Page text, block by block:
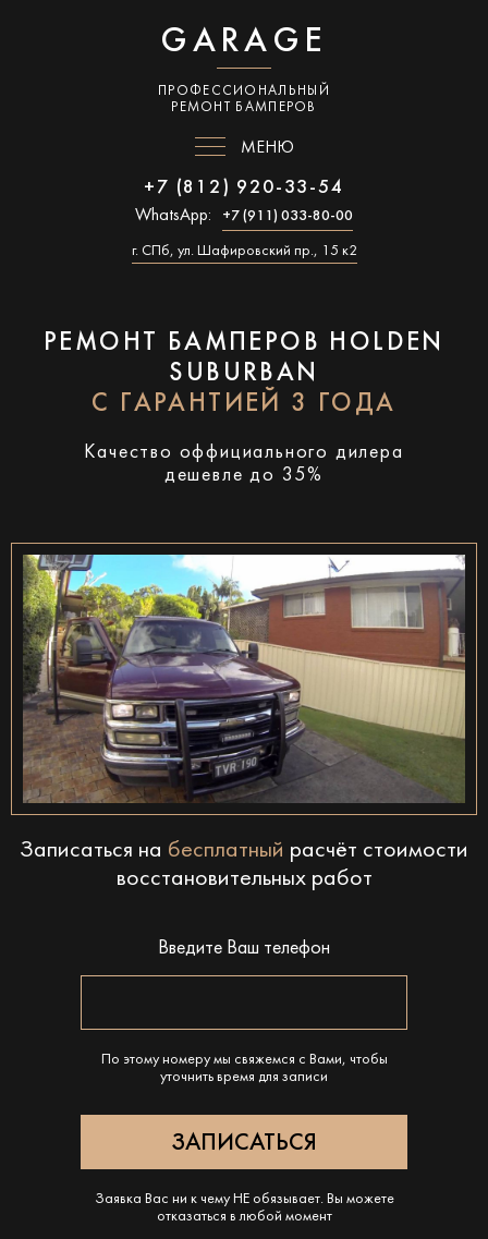
GARAGE
ПРОФЕССИОНАЛЬНЫЙ
РЕМОНТ БАМПЕРОВ
МЕНЮ
+7 (812) 920-33-54
WhatsApp: +7 (911) 033-80-00
г. СПб, ул. Шафировский пр., 15 к2
РЕМОНТ БАМПЕРОВ HOLDEN
SUBURBAN
С ГАРАНТИЕЙ 3 ГОДА
Качество оффициального дилера
дешевле до 35%
Записаться на бесплатный расчёт стоимости
восстановительных работ
Введите Ваш телефон
По этому номеру мы свяжемся с Вами, чтобы
уточнить время для записи
Заявка Вас ни к чему НЕ обязывает. Вы можете
отказаться в любой момент